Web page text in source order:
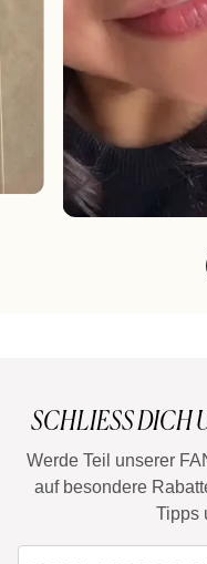
SCHLIESS DICH
Werde Teil unserer
auf besondere
Tipps